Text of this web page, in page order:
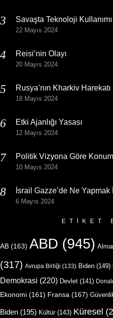
Savaşta Teknoloji Kullanımı
22 Mayıs 2024
Reisi’nin Olayı
20 Mayıs 2024
Rusya’nın Kharkiv Harekatı
18 Mayıs 2024
Etki Ajanlığı Yasası
12 Mayıs 2024
Politik Vizyona Göre
10 Mayıs 2024
İsrail Gazze’de Ne Yapmak
6 Mayıs 2024
ETIKET
AB (163) ABD (945)
(317) Avrupa Birliği (133) Biden (149)
Demokrasi (220) Devlet (141)
Ekonomi (161) Fransa (167)
Biden (195) Kültür(143) Küresel